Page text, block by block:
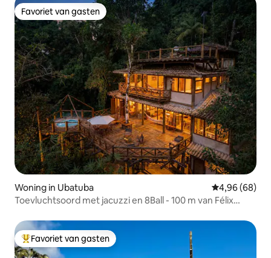
Favoriet van gasten
Favoriet van gasten
Woning in Ubatuba Gemiddelde
4,96 (68)
Toevluchtsoord met jacuzzi en 8Ball - 100 m van Félix
Topfavoriet van gasten
Favoriet van gasten